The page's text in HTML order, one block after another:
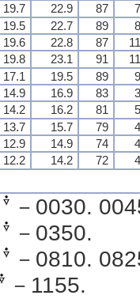
19.7 22.9 87
19.5 22.7 89
19.6 22.8 87
19.8 23.1 91
17.1 19.5 89
14.9 16.9 83
14.2 16.2 81
13.7 15.7 79
12.9 14.9 74
12.2 14.2 72
－0030.
－0350.
－0810.
－1155.